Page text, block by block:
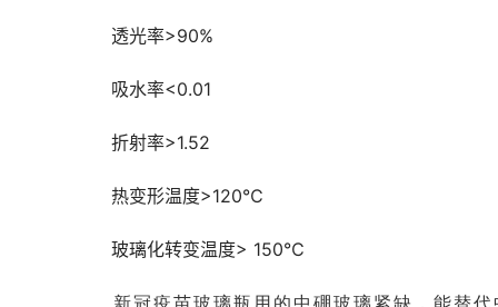
透光率>90%
吸水率<0.01
折射率>1.52
热变形温度>120℃
玻璃化转变温度> 150℃
新冠疫苗玻璃瓶用的中硼玻璃紧缺，能替